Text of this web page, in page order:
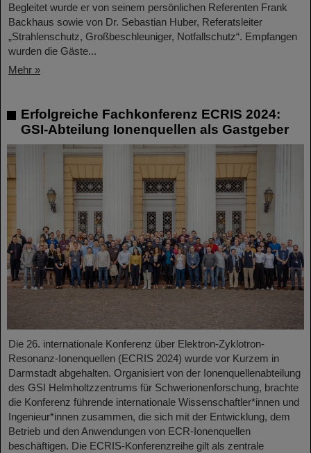
Begleitet wurde er von seinem persönlichen Referenten Frank
Backhaus sowie von Dr. Sebastian Huber, Referatsleiter
„Strahlenschutz, Großbeschleuniger, Notfallschutz“. Empfangen
wurden die Gäste...
Mehr »
Erfolgreiche Fachkonferenz ECRIS 2024:
GSI-Abteilung Ionenquellen als Gastgeber
Die 26. internationale Konferenz über Elektron-Zyklotron-
Resonanz-Ionenquellen (ECRIS 2024) wurde vor Kurzem in
Darmstadt abgehalten. Organisiert von der Ionenquellenabteilung
des GSI Helmholtzzentrums für Schwerionenforschung, brachte
die Konferenz führende internationale Wissenschaftler*innen und
Ingenieur*innen zusammen, die sich mit der Entwicklung, dem
Betrieb und den Anwendungen von ECR-Ionenquellen
beschäftigen. Die ECRIS-Konferenzreihe gilt als zentrale